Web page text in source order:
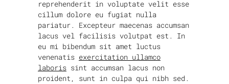
reprehenderit in voluptate velit esse
cillum dolore eu fugiat nulla
pariatur. Excepteur maecenas accumsan
lacus vel facilisis volutpat est. In
eu mi bibendum sit amet luctus
venenatis exercitation ullamco
laboris sint accumsan lacus non
proident, sunt in culpa qui nibh sed.